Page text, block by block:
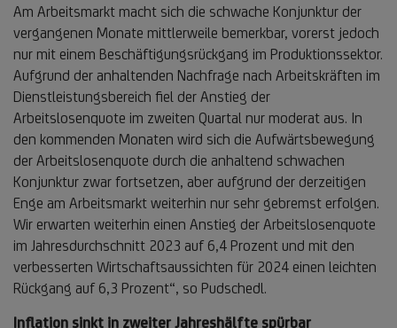
Am Arbeitsmarkt macht sich die schwache Konjunktur der
vergangenen Monate mittlerweile bemerkbar, vorerst jedoch
nur mit einem Beschäftigungsrückgang im Produktionssektor.
Aufgrund der anhaltenden Nachfrage nach Arbeitskräften im
Dienstleistungsbereich fiel der Anstieg der
Arbeitslosenquote im zweiten Quartal nur moderat aus. In
den kommenden Monaten wird sich die Aufwärtsbewegung
der Arbeitslosenquote durch die anhaltend schwachen
Konjunktur zwar fortsetzen, aber aufgrund der derzeitigen
Enge am Arbeitsmarkt weiterhin nur sehr gebremst erfolgen.
Wir erwarten weiterhin einen Anstieg der Arbeitslosenquote
im Jahresdurchschnitt 2023 auf 6,4 Prozent und mit den
verbesserten Wirtschaftsaussichten für 2024 einen leichten
Rückgang auf 6,3 Prozent“, so Pudschedl.
Inflation sinkt in zweiter Jahreshälfte spürbar